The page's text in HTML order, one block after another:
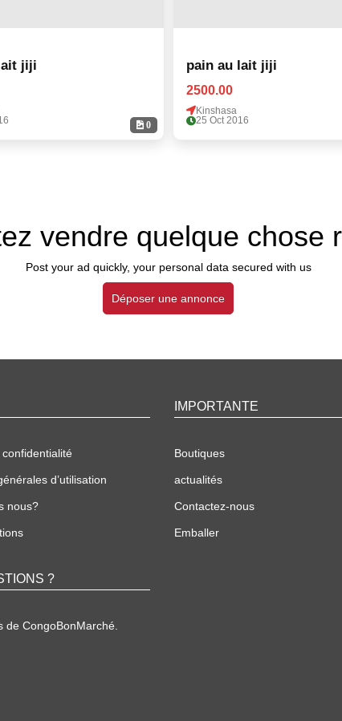
0
jiji pain au lait jiji
2500.00
Kinshasa
25 Oct 2016
vendre quelque chose
Post your ad quickly, your personal data secured with us
Déposer une annonce
d’utilisation
nous?
?
de CongoBonMarché.
IMPORTANTE
Boutiques
actualités
Contactez-nous
Emballer